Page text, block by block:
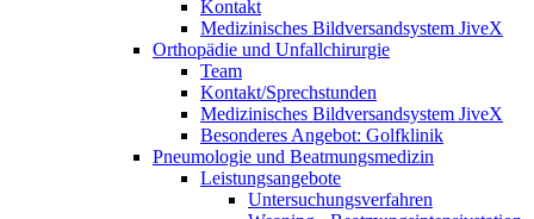
Kontakt
Medizinisches Bildversandsystem JiveX
Orthopädie und Unfallchirurgie
Team
Kontakt/Sprechstunden
Medizinisches Bildversandsystem JiveX
Besonderes Angebot: Golfklinik
Pneumologie und Beatmungsmedizin
Leistungsangebote
Untersuchungsverfahren